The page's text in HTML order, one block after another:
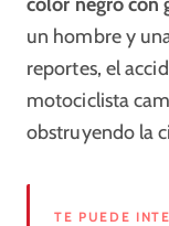
un hombre y
reportes, el
motociclista
obstruyendo la
TE PUEDE